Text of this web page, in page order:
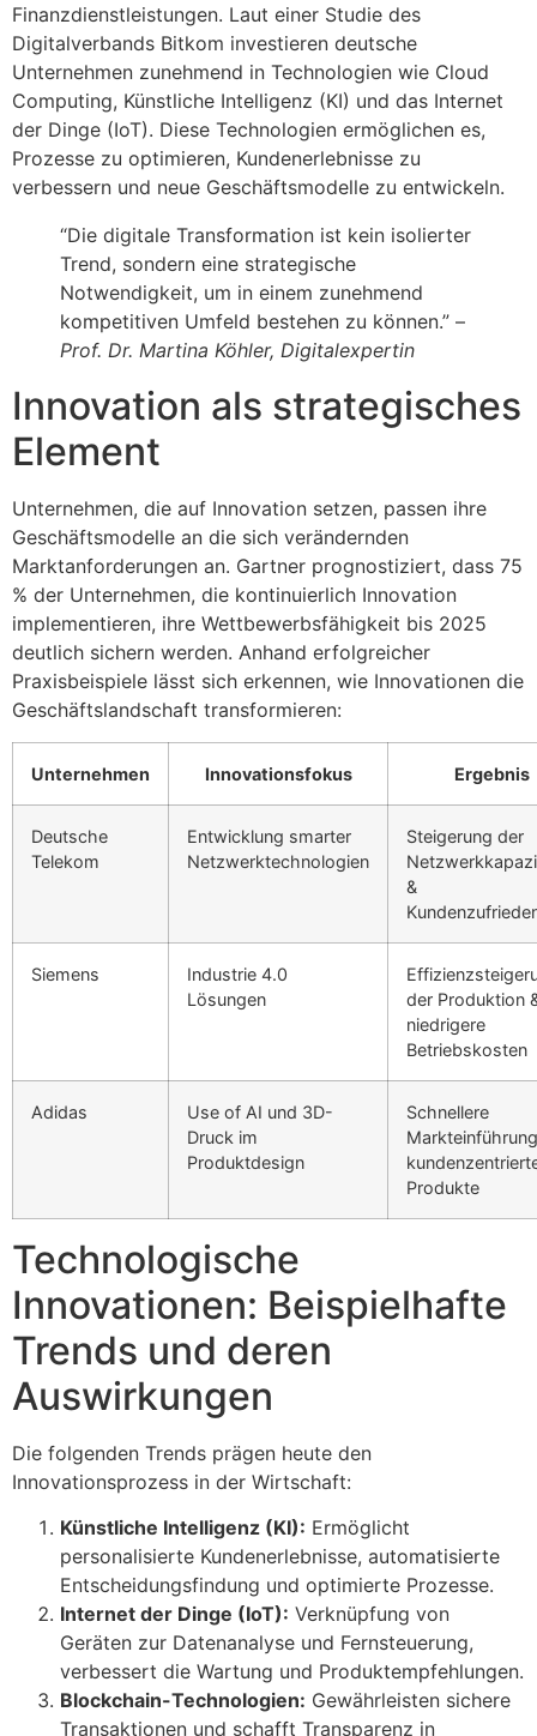
Finanzdienstleistungen. Laut einer Studie des
Digitalverbands Bitkom investieren deutsche
Unternehmen zunehmend in Technologien wie Cloud
Computing, Künstliche Intelligenz (KI) und das Internet
der Dinge (IoT). Diese Technologien ermöglichen es,
Prozesse zu optimieren, Kundenerlebnisse zu
verbessern und neue Geschäftsmodelle zu entwickeln.
“Die digitale Transformation ist kein isolierter
Trend, sondern eine strategische
Notwendigkeit, um in einem zunehmend
kompetitiven Umfeld bestehen zu können.” –
Prof. Dr. Martina Köhler, Digitalexpertin
Innovation als strategisches
Element
Unternehmen, die auf Innovation setzen, passen ihre
Geschäftsmodelle an die sich verändernden
Marktanforderungen an. Gartner prognostiziert, dass 75
% der Unternehmen, die kontinuierlich Innovation
implementieren, ihre Wettbewerbsfähigkeit bis 2025
deutlich sichern werden. Anhand erfolgreicher
Praxisbeispiele lässt sich erkennen, wie Innovationen die
Geschäftslandschaft transformieren:
Unternehmen Innovationsfokus Ergebnis
Deutsche
Telekom
Entwicklung smarter
Netzwerktechnologien
Steigerung der
&
Siemens
Industrie 4.0
Lösungen
der Produktion
niedrigere
Betriebskosten
Adidas
Use of AI und 3D-
Druck im
Produktdesign
Schnellere
Produkte
Technologische
Innovationen: Beispielhafte
Trends und deren
Auswirkungen
Die folgenden Trends prägen heute den
Innovationsprozess in der Wirtschaft:
Künstliche Intelligenz (KI): Ermöglicht
personalisierte Kundenerlebnisse, automatisierte
Entscheidungsfindung und optimierte Prozesse.
Internet der Dinge (IoT): Verknüpfung von
Geräten zur Datenanalyse und Fernsteuerung,
verbessert die Wartung und Produktempfehlungen.
Blockchain-Technologien: Gewährleisten sichere
Transaktionen und schafft Transparenz in